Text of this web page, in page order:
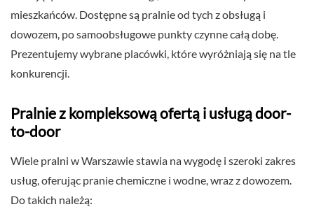
mieszkańców. Dostępne są pralnie od tych z obsługą i
dowozem, po samoobsługowe punkty czynne całą dobę.
Prezentujemy wybrane placówki, które wyróżniają się na tle
konkurencji.
Pralnie z kompleksową ofertą i usługą door-
to-door
Wiele pralni w Warszawie stawia na wygodę i szeroki zakres
usług, oferując pranie chemiczne i wodne, wraz z dowozem.
Do takich należą: